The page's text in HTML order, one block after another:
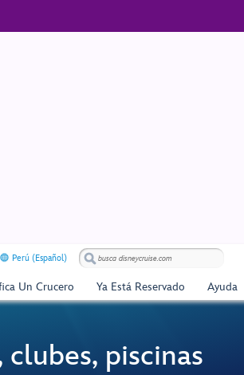
Perú (Español)
Un Crucero Ya Está Reservado Ayuda
piscinas